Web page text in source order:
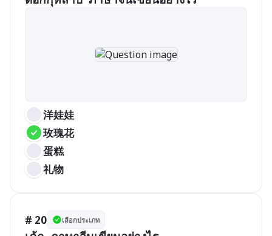
洋娃娃
玫瑰花
蛋糕
礼物
# 20 เลือกประเภท